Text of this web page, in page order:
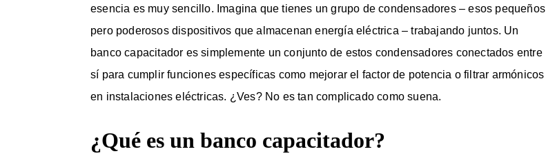
esencia es muy sencillo. Imagina que tienes un grupo de condensadores – esos pequeños
pero poderosos dispositivos que almacenan energía eléctrica – trabajando juntos. Un
banco capacitador es simplemente un conjunto de estos condensadores conectados entre
sí para cumplir funciones específicas como mejorar el factor de potencia o filtrar armónicos
en instalaciones eléctricas. ¿Ves? No es tan complicado como suena.
¿Qué es un banco capacitador?